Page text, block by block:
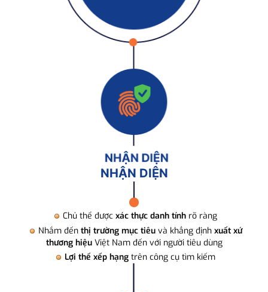
NHẬN DIỆN
Chủ thể được xác thực danh tính rõ ràng
Nhắm đến thị trường mục tiêuvà khẳng định xuất xứ
thương hiệuViệt Nam đến với người tiêu dùng
Lợi thế xếp hạng trên công cụ tìm kiếm